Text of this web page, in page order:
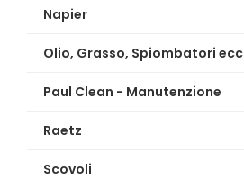
Napier
Olio, Grasso, Spiombatori ecc
Paul Clean - Manutenzione
Raetz
Scovoli